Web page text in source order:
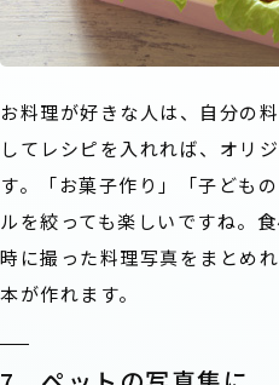
お料理が好きな人は、自分の
してレシピを入れれば、オリ
す。「お菓子作り」「子ども
ルを絞っても楽しいですね。
時に撮った料理写真をまとめ
本が作れます。